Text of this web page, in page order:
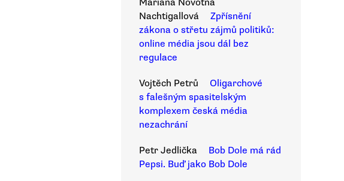
Mariana Novotná
Nachtigallová
Zpřísnění
zákona o střetu zájmů politiků:
online média jsou dál bez
regulace
Vojtěch Petrů
Oligarchové
s falešným spasitelským
komplexem česká média
nezachrání
Petr Jedlička
Bob Dole má rád
Pepsi. Buď jako Bob Dole